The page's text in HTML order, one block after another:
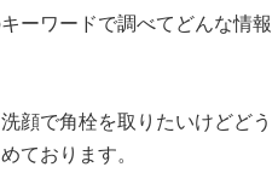
ーワードで調べてどんな情報
顔で角栓を取りたいけどどう
ております。